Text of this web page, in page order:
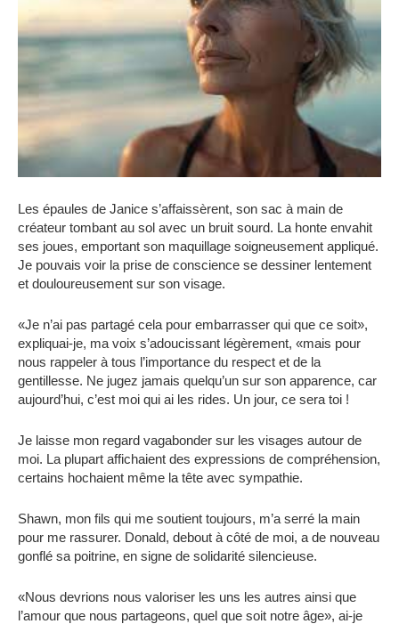
Les épaules de Janice s’affaissèrent, son sac à main de
créateur tombant au sol avec un bruit sourd. La honte envahit
ses joues, emportant son maquillage soigneusement appliqué.
Je pouvais voir la prise de conscience se dessiner lentement
et douloureusement sur son visage.
«Je n’ai pas partagé cela pour embarrasser qui que ce soit»,
expliquai-je, ma voix s’adoucissant légèrement, «mais pour
nous rappeler à tous l’importance du respect et de la
gentillesse. Ne jugez jamais quelqu’un sur son apparence, car
aujourd’hui, c’est moi qui ai les rides. Un jour, ce sera toi !
Je laisse mon regard vagabonder sur les visages autour de
moi. La plupart affichaient des expressions de compréhension,
certains hochaient même la tête avec sympathie.
Shawn, mon fils qui me soutient toujours, m’a serré la main
pour me rassurer. Donald, debout à côté de moi, a de nouveau
gonflé sa poitrine, en signe de solidarité silencieuse.
«Nous devrions nous valoriser les uns les autres ainsi que
l’amour que nous partageons, quel que soit notre âge», ai-je